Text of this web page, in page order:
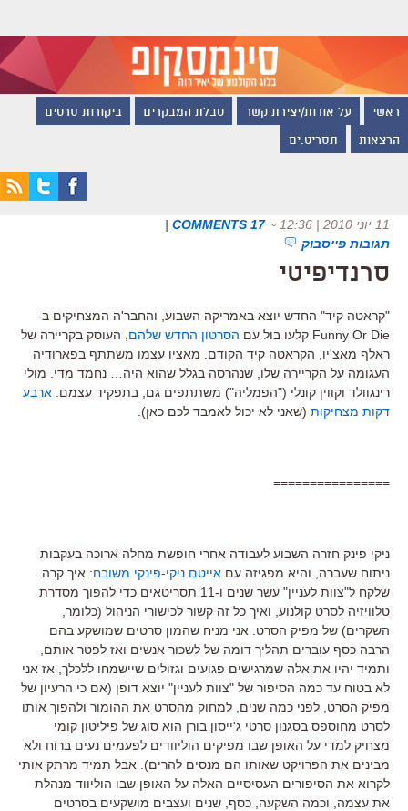
ראשי על אודות/יצירת קשר טבלת המבקרים ביקורות סרטים
הרצאות תסריט.ים
11 יוני 2010 | 12:36 ~
17 COMMENTS
|
תגובות פייסבוק
סרנדיפיטי
"קראטה קיד" החדש יוצא באמריקה השבוע, והחבר'ה המצחיקים ב-
Funny Or Die קלעו בול עם
הסרטון החדש שלהם , העוסק בקריירה של
ראלף מאצ'יו, הקראטה קיד הקודם. מאציו עצמו משתתף בפארודיה
העגומה על הקריירה שלו, שנהרסה בגלל שהוא היה… נחמד מדי. מולי
רינגוולד וקווין קונלי ("הפמליה") משתתפים גם, בתפקיד עצמם. ארבע
דקות מצחיקות (שאני לא יכול לאמבד לכם כאן).
================
ניקי פינק חזרה השבוע לעבודה אחרי חופשת מחלה ארוכה בעקבות
ניתוח שעברה, והיא מפגיזה עם אייטם ניקי-פינקי משובח: איך קרה
שלקח ל"צוות לעניין" עשר שנים ו-11 תסריטאים כדי להפוך מסדרת
טלוויזיה לסרט קולנוע, ואיך כל זה קשור לכישורי הניהול (כלומר,
השקרים) של מפיק הסרט. אני מניח שהמון סרטים שמושקע בהם
הרבה כסף עוברים תהליך דומה של לשכור אנשים ואז לפטר אותם,
ותמיד יהיו את אלה שמרגישים פגועים וגזולים שיישמחו ללכלך, אז אני
לא בטוח עד כמה הסיפור של "צוות לעניין" יוצא דופן (אם כי הרעיון של
מפיק הסרט, לפני כמה שנים, למחוק מהסרט את ההומור ולהפוך אותו
לסרט מחוספס בסגנון סרטי ג'ייסון בורן הוא סוג של פיליטון קומי
מצחיק למדי על האופן שבו מפיקים הוליוודים לפעמים נעים ברוח ולא
מבינים את הפרויקט שאותו הם מנסים להרים). אבל תמיד מרתק אותי
לקרוא את הסיפורים העסיסיים האלה על האופן שבו הוליווד מנהלת
את עצמה, וכמה השקעה, כסף, שנים ועצבים מושקעים בסרטים